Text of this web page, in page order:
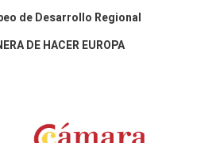
de Desarrollo Regional
DE HACER EUROPA